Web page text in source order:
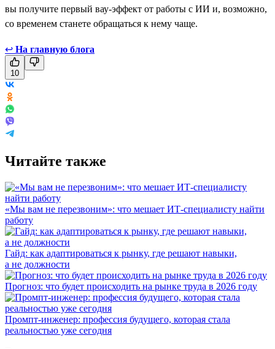
вы получите первый вау-эффект от работы с ИИ и, возможно,
со временем станете обращаться к нему чаще.
↩ На главную блога
10
Читайте также
«Мы вам не перезвоним»: что мешает ИТ-специалисту найти
работу
Гайд: как адаптироваться к рынку, где решают навыки,
а не должности
Прогноз: что будет происходить на рынке труда в 2026 году
Промпт-инженер: профессия будущего, которая стала
реальностью уже сегодня